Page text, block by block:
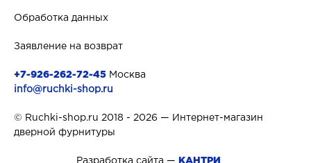
Обработка данных
Заявление на возврат
+7-926-262-72-45 Москва
info@ruchki-shop.ru
© Ruchki-shop.ru 2018 - 2026 — Интернет-магазин
дверной фурнитуры
Разработка сайта — КАНТРИ